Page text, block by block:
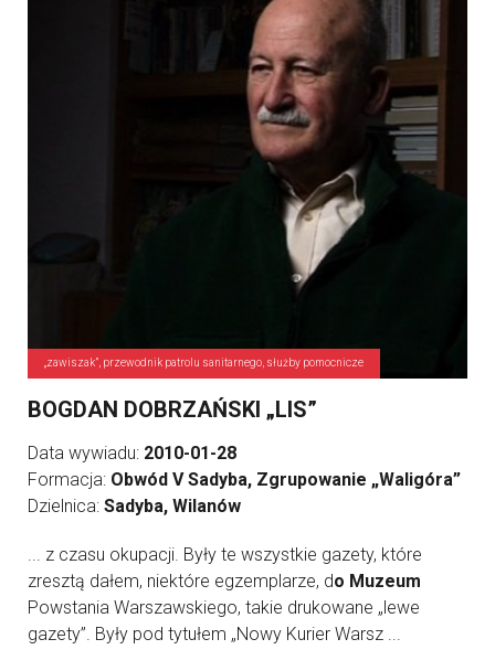
„zawiszak”, przewodnik patrolu sanitarnego, służby pomocnicze
BOGDAN DOBRZAŃSKI „LIS”
Data wywiadu: 2010-01-28
Formacja: Obwód V Sadyba, Zgrupowanie „Waligóra”
Dzielnica: Sadyba, Wilanów
... z czasu okupacji. Były te wszystkie gazety, które
zresztą dałem, niektóre egzemplarze, do Muzeum
Powstania Warszawskiego, takie drukowane „lewe
gazety”. Były pod tytułem „Nowy Kurier Warsz ...